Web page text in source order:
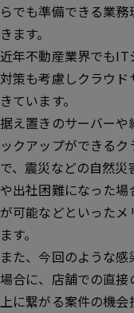
らでも準備できる業
きます。
近年不動産業界でもIT
対策も考慮しクラウ
きています。
据え置きのサーバーや
ックアップができる
で、震災などの自然
や出社困難になった
が可能などといったメ
ます。
また、今回のような
場合に、店舗での直
上に繋がる案件の機